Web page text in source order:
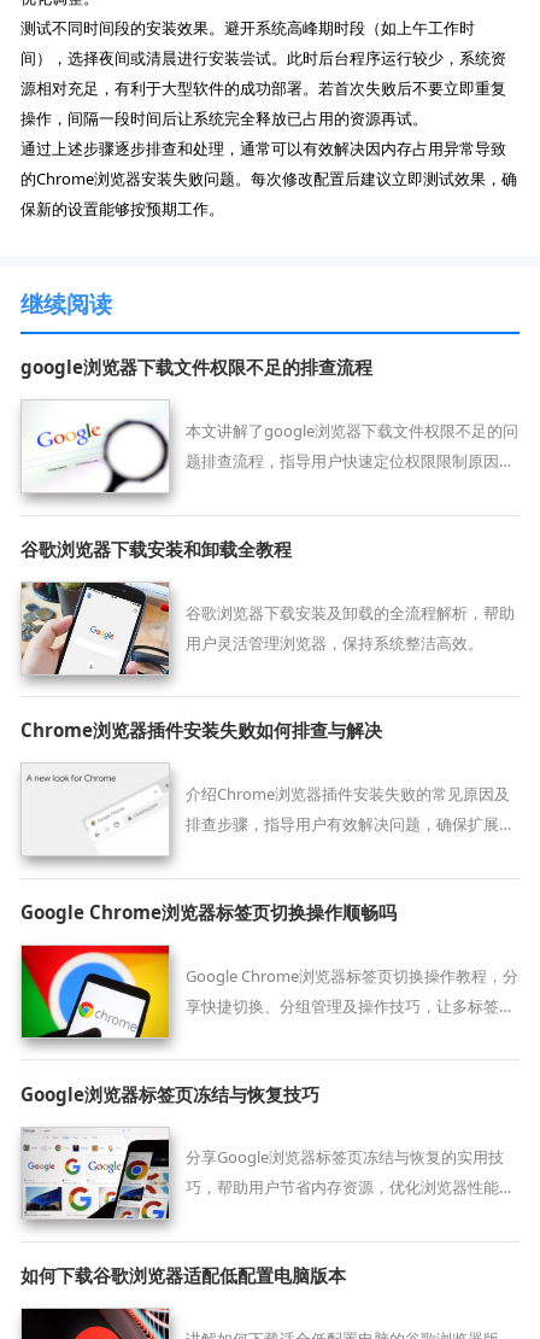
测试不同时间段的安装效果。避开系统高峰期时段（如上午工作时
间），选择夜间或清晨进行安装尝试。此时后台程序运行较少，系统资
源相对充足，有利于大型软件的成功部署。若首次失败后不要立即重复
操作，间隔一段时间后让系统完全释放已占用的资源再试。
通过上述步骤逐步排查和处理，通常可以有效解决因内存占用异常导致
的Chrome浏览器安装失败问题。每次修改配置后建议立即测试效果，确
保新的设置能够按预期工作。
继续阅读
google浏览器下载文件权限不足的排查流程
本文讲解了google浏览器下载文件权限不足的问
题排查流程，指导用户快速定位权限限制原因，
保存和访问。
谷歌浏览器下载安装和卸载全教程
谷歌浏览器下载安装及卸载的全流程解析，帮助
用户灵活管理浏览器，保持系统整洁高效。
Chrome浏览器插件安装失败如何排查与解决
介绍Chrome浏览器插件安装失败的常见原因及
排查步骤，指导用户有效解决问题，确保扩展顺
Google Chrome浏览器标签页切换操作顺畅吗
Google Chrome浏览器标签页切换操作教程，分
享快捷切换、分组管理及操作技巧，让多标签浏
Google浏览器标签页冻结与恢复技巧
分享Google浏览器标签页冻结与恢复的实用技
巧，帮助用户节省内存资源，优化浏览器性能，
如何下载谷歌浏览器适配低配置电脑版本